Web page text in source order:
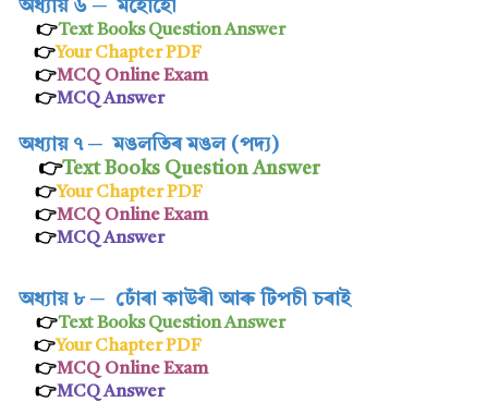
অধ্যায় ৬ ─ মহোহো
👉Text Books Question Answer
👉Your Chapter PDF
👉MCQ Online Exam
👉MCQ Answer
অধ্যায় ৭ ─ মঙলতিৰ মঙল (পদ্য)
👉Text Books Question Answer
👉Your Chapter PDF
👉MCQ Online Exam
👉MCQ Answer
অধ্যায় ৮ ─ ঢোঁৰা কাউৰী আৰু টিপচী চৰাই
👉Text Books Question Answer
👉Your Chapter PDF
👉MCQ Online Exam
👉MCQ Answer